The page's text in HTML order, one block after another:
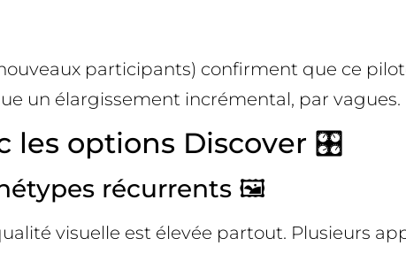
participants) confirment que ce
un élargissement incrémental, par vagues.
les options Discover 🎛️
récurrents 🖼️
visuelle est élevée partout. Plusieurs